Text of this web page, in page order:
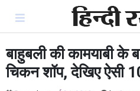
content
बाहुबली की कामयाबी के
चिकन शॉप, देखिए ऐसी